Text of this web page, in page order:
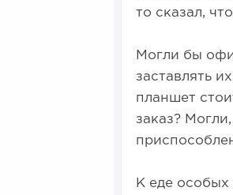
то сказал,
Могли бы
заставлять
планшет
заказ?
К еде особых